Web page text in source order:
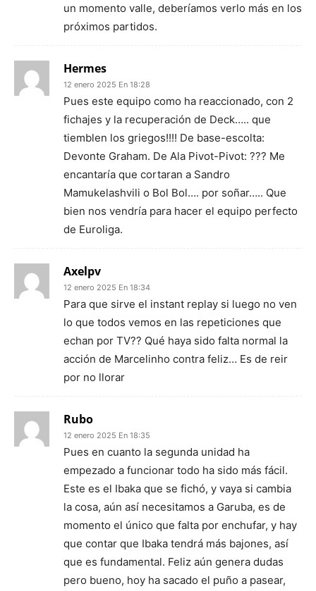
un momento valle, deberíamos verlo más en los
próximos partidos.
Hermes
12 enero 2025 En 18:28
Pues este equipo como ha reaccionado, con 2
fichajes y la recuperación de Deck….. que
tiemblen los griegos!!!! De base-escolta:
Devonte Graham. De Ala Pivot-Pivot: ??? Me
encantaría que cortaran a Sandro
Mamukelashvili o Bol Bol…. por soñar….. Que
bien nos vendría para hacer el equipo perfecto
de Euroliga.
Axelpv
12 enero 2025 En 18:34
Para que sirve el instant replay si luego no ven
lo que todos vemos en las repeticiones que
echan por TV?? Qué haya sido falta normal la
acción de Marcelinho contra feliz… Es de reir
por no llorar
Rubo
12 enero 2025 En 18:35
Pues en cuanto la segunda unidad ha
empezado a funcionar todo ha sido más fácil.
Este es el Ibaka que se fichó, y vaya si cambia
la cosa, aún así necesitamos a Garuba, es de
momento el único que falta por enchufar, y hay
que contar que Ibaka tendrá más bajones, así
que es fundamental. Feliz aún genera dudas
pero bueno, hoy ha sacado el puño a pasear,